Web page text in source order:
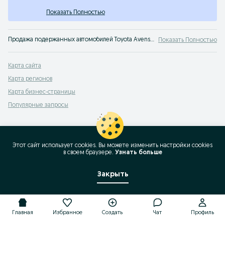
Показать Полностью
Продажа подержанных автомобилей Toyota Avensis Verso. На популярном сервисе объявлений OLX Казахстан вы легко сможете купить Тойота Avensis Verso или просто узнать цены на авто с пробегом. Твой автомобиль ждет тебя на OLX! Показать Полностью
Карта сайта
Карта регионов
Карта бизнес-страницы
Популярные запросы
Главная Избранное Создать Чат Профиль
Этот сайт использует cookies. Вы можете изменить настройки cookies
в своeм браузере. Узнать больше
Закрыть